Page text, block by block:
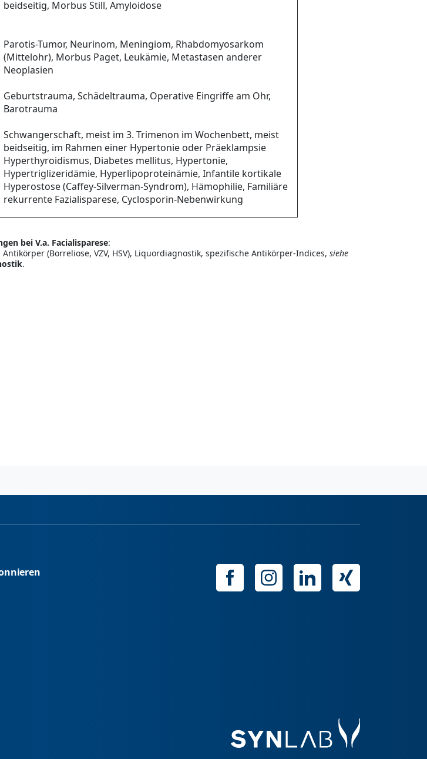
beidseitig, Morbus Still, Amyloidose
Parotis-Tumor, Neurinom, Meningiom, Rhabdomyosarkom
(Mittelohr), Morbus Paget, Leukämie, Metastasen anderer
Neoplasien
Geburtstrauma, Schädeltrauma, Operative Eingriffe am Ohr,
Barotrauma
Schwangerschaft, meist im 3. Trimenon im Wochenbett, meist
beidseitig, im Rahmen einer Hypertonie oder Präeklampsie
Hyperthyroidismus, Diabetes mellitus, Hypertonie,
Hypertriglizeridämie, Hyperlipoproteinämie, Infantile kortikale
Hyperostose (Caffey-Silverman-Syndrom), Hämophilie, Familiäre
rekurrente Fazialisparese, Cyclosporin-Nebenwirkung
bei V.a. Facialisparese:
Antikörper (Borreliose, VZV, HSV), Liquordiagnostik, spezifische Antikörper-Indices, siehe
.